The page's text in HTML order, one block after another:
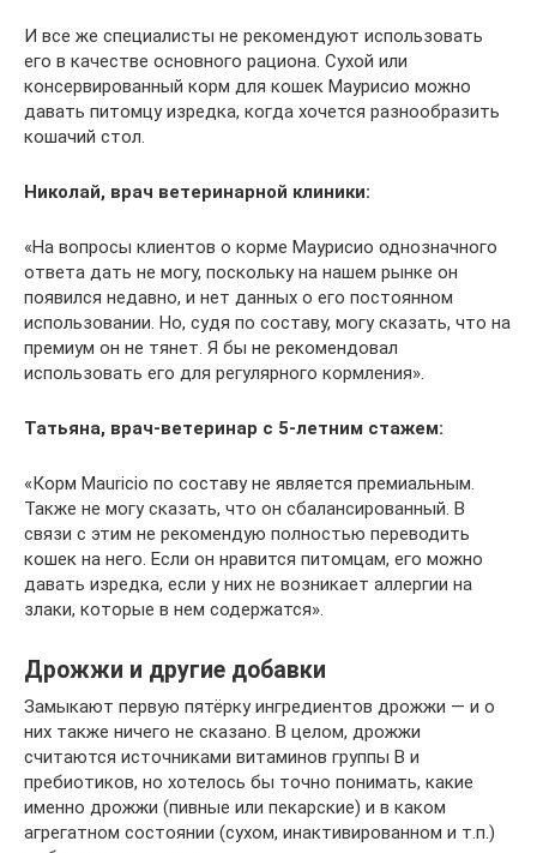
И все же специалисты не рекомендуют использовать
его в качестве основного рациона. Сухой или
консервированный корм для кошек Маурисио можно
давать питомцу изредка, когда хочется разнообразить
кошачий стол.
Николай, врач ветеринарной клиники:
«На вопросы клиентов о корме Маурисио однозначного
ответа дать не могу, поскольку на нашем рынке он
появился недавно, и нет данных о его постоянном
использовании. Но, судя по составу, могу сказать, что на
премиум он не тянет. Я бы не рекомендовал
использовать его для регулярного кормления».
Татьяна, врач-ветеринар с 5-летним стажем:
«Корм Mauricio по составу не является премиальным.
Также не могу сказать, что он сбалансированный. В
связи с этим не рекомендую полностью переводить
кошек на него. Если он нравится питомцам, его можно
давать изредка, если у них не возникает аллергии на
злаки, которые в нем содержатся».
Дрожжи и другие добавки
Замыкают первую пятёрку ингредиентов дрожжи — и о
них также ничего не сказано. В целом, дрожжи
считаются источниками витаминов группы B и
пребиотиков, но хотелось бы точно понимать, какие
именно дрожжи (пивные или пекарские) и в каком
агрегатном состоянии (сухом, инактивированном и т.п.)